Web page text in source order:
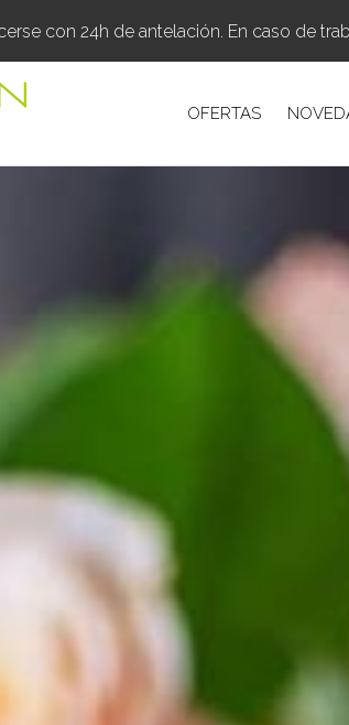
con 24h de antelación. En caso de
OFERTAS